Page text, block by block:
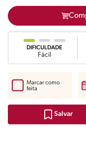
DIFICULDADE
Fácil
Salvar
Marcar como
feita